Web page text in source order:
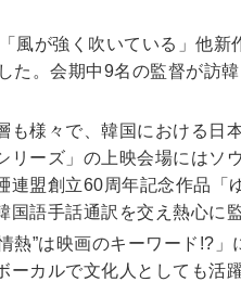
風が強く吹いている」他新
た。会期中9名の監督が訪
様々で、韓国における日
リーズ」の上映会場には
盟創立60周年記念作品
語手話通訳を交え熱心に
熱”は映画のキーワード!?
カルで文化人としても活